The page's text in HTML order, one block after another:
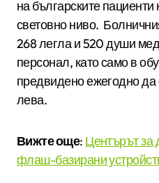
на българските пациенти
световно ниво.
268 легла и 520 души
персонал, като само в
предвидено ежегодно
лева.
Вижте още: Центърът за
флаш-базирани